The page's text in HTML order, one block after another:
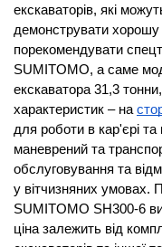
екскаваторів, які
демонструвати
порекомендувати
SUMITOMO, а саме
екскаватора 31,3
характеристик – на
для роботи в кар'єрі
маневрений та
обслуговування та
у вітчизняних умовах.
SUMITOMO SH300-6
ціна залежить від